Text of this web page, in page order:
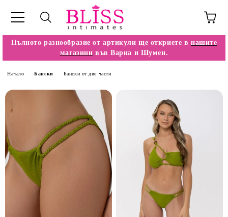
Пълното разнообразие от артикули ще откриете в нашите
магазини във Варна и Шумен.
Начало Бански Бански от две части